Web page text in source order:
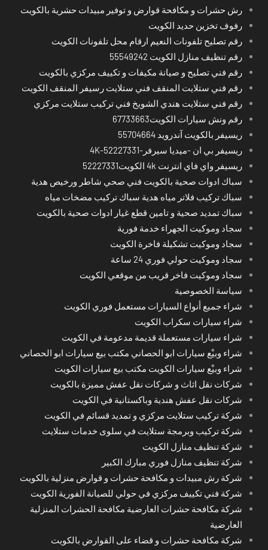
رش حشرات و مكافحة قوارض و توفير مبيدات حشرية بالكويت
رفوف تخزين حديد الكويت
رقم تصليح تلفونات النعيم ارقام محل تلفونات الكويت
رقم تنظيف منازل الكويت 55549242
رقم فني تصليح و صيانة مكيفات و تكييف مركزي بالكويت
رقم فني ستلايت المنقف فني ستلايت رسيفر المنقف الكويت
رقم فني ستلايت هندي الشويخ فني تركيب ستلايت مركزي
رقم ونش سيارات الكويت67733663
ريسيفر بالكويت آندرويد 55704664
ريسيفر بي ان -ميديا سيرفر-4K-52227331
ريسيفر واي فاي انترنت 4k الكويت52227331
سباك ادوات صحية بالكويت فني صحي شاطر ورخيص هدية
سباك تركيب فلاتر مياه هدية سباك تركيب مضخات مياه
سباك تمديد صحية و تامين قطع غيار ادوات صحية بالكويت
سجاد وموكيت الجهراء خدمة فورية
سجاد وموكيت تشكيلة فاخرة الكويت
سجاد وموكيت حولي فوري 24 ساعة
سجاد وموكيت فاخر قريب من موقعي الكويت
سياسة الخصوصية
شراء جميع أنواع السيارات مستعمل فوري الكويت
شراء سيارات سكراب الكويت
شراء سيارات مستعملة قديمة مدعومة في الكويت
شراء وبيْع سيارات ابو الحصاني مكتب بيع سيارات ابو الحصاني
شراء وبيْع سيارات الكويت مكتب بيع سيارات الكويت
شركات نقل اثاث و شركات نقل عفش مميزة بالكويت
شركات نقل عفش هندية وباكستانية في الكويت
شركة تركيب ستلايت مركزي و تمديد قسائم في الكويت
شركة تركيب وبرمجة ستلايت في سلوى خدمات ستلايت
شركة تنظيف منازل الكويت
شركة تنظيف منازل فوري مبارك الكبير
شركة رش مبيدات و مكافحة حشرات و قوارض منزلية بالكويت
شركة فني تكييف مركزي في حولي للصيانة الفورية الكويت
شركة مكافحة حشرات العارضية مكافحة الحشرات المنزلية
العارضية
شركة مكافحة حشرات و قضاء على القوارض بالكويت